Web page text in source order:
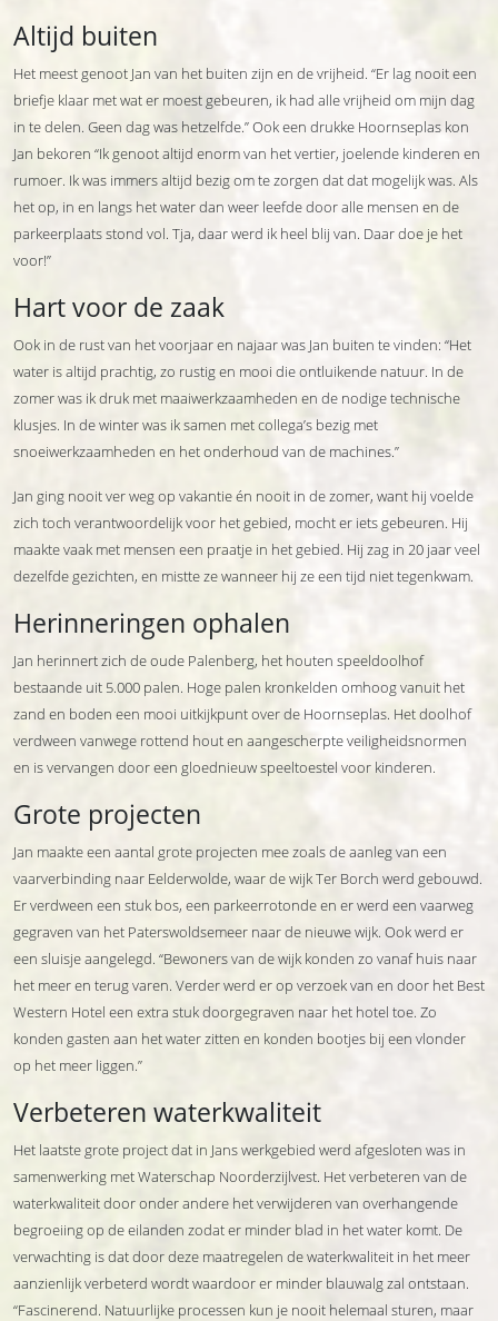
Altijd buiten
Het meest genoot Jan van het buiten zijn en de vrijheid. “Er lag nooit een
briefje klaar met wat er moest gebeuren, ik had alle vrijheid om mijn dag
in te delen. Geen dag was hetzelfde.” Ook een drukke Hoornseplas kon
Jan bekoren “Ik genoot altijd enorm van het vertier, joelende kinderen en
rumoer. Ik was immers altijd bezig om te zorgen dat dat mogelijk was. Als
het op, in en langs het water dan weer leefde door alle mensen en de
parkeerplaats stond vol. Tja, daar werd ik heel blij van. Daar doe je het
voor!”
Hart voor de zaak
Ook in de rust van het voorjaar en najaar was Jan buiten te vinden: “Het
water is altijd prachtig, zo rustig en mooi die ontluikende natuur. In de
zomer was ik druk met maaiwerkzaamheden en de nodige technische
klusjes. In de winter was ik samen met collega’s bezig met
snoeiwerkzaamheden en het onderhoud van de machines.”
Jan ging nooit ver weg op vakantie én nooit in de zomer, want hij voelde
zich toch verantwoordelijk voor het gebied, mocht er iets gebeuren. Hij
maakte vaak met mensen een praatje in het gebied. Hij zag in 20 jaar veel
dezelfde gezichten, en mistte ze wanneer hij ze een tijd niet tegenkwam.
Herinneringen ophalen
Jan herinnert zich de oude Palenberg, het houten speeldoolhof
bestaande uit 5.000 palen. Hoge palen kronkelden omhoog vanuit het
zand en boden een mooi uitkijkpunt over de Hoornseplas. Het doolhof
verdween vanwege rottend hout en aangescherpte veiligheidsnormen
en is vervangen door een gloednieuw speeltoestel voor kinderen.
Grote projecten
Jan maakte een aantal grote projecten mee zoals de aanleg van een
vaarverbinding naar Eelderwolde, waar de wijk Ter Borch werd gebouwd.
Er verdween een stuk bos, een parkeerrotonde en er werd een vaarweg
gegraven van het Paterswoldsemeer naar de nieuwe wijk. Ook werd er
een sluisje aangelegd. “Bewoners van de wijk konden zo vanaf huis naar
het meer en terug varen. Verder werd er op verzoek van en door het Best
Western Hotel een extra stuk doorgegraven naar het hotel toe. Zo
konden gasten aan het water zitten en konden bootjes bij een vlonder
op het meer liggen.”
Verbeteren waterkwaliteit
Het laatste grote project dat in Jans werkgebied werd afgesloten was in
samenwerking met Waterschap Noorderzijlvest. Het verbeteren van de
waterkwaliteit door onder andere het verwijderen van overhangende
begroeiing op de eilanden zodat er minder blad in het water komt. De
verwachting is dat door deze maatregelen de waterkwaliteit in het meer
aanzienlijk verbeterd wordt waardoor er minder blauwalg zal ontstaan.
“Fascinerend. Natuurlijke processen kun je nooit helemaal sturen, maar